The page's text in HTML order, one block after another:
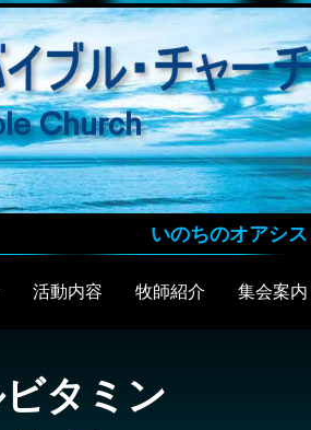
いのちのオアシス
活動内容 牧師紹介 集会案内
タミン